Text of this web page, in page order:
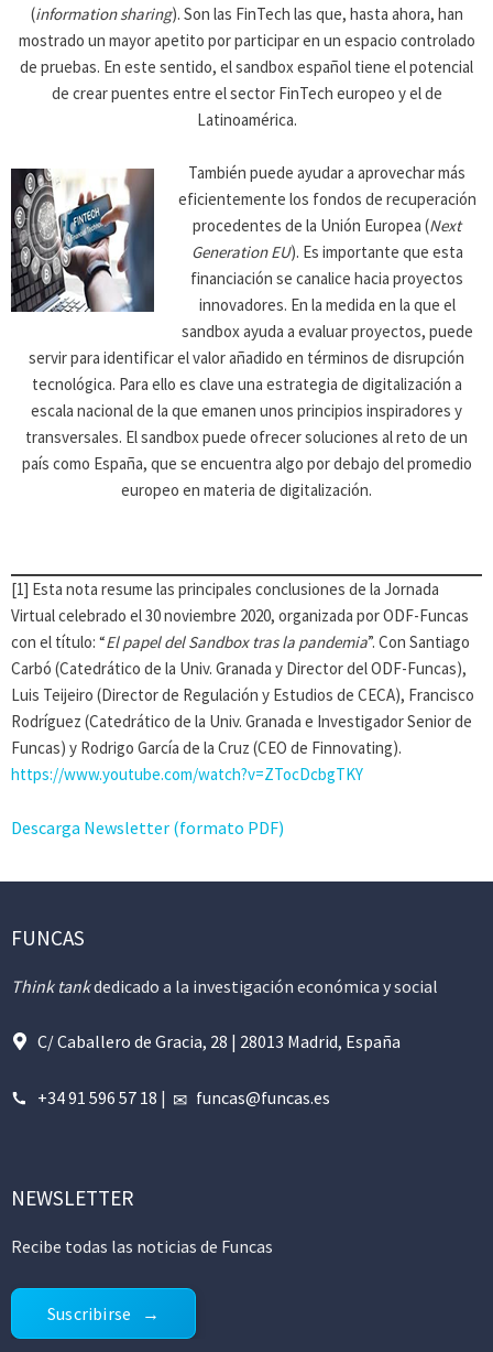
(information sharing). Son las FinTech las que, hasta ahora, han
mostrado un mayor apetito por participar en un espacio controlado
de pruebas. En este sentido, el sandbox español tiene el potencial
de crear puentes entre el sector FinTech europeo y el de
Latinoamérica.
También puede ayudar a aprovechar más
eficientemente los fondos de recuperación
procedentes de la Unión Europea (Next
Generation EU). Es importante que esta
financiación se canalice hacia proyectos
innovadores. En la medida en la que el
sandbox ayuda a evaluar proyectos, puede
servir para identificar el valor añadido en términos de disrupción
tecnológica. Para ello es clave una estrategia de digitalización a
escala nacional de la que emanen unos principios inspiradores y
transversales. El sandbox puede ofrecer soluciones al reto de un
país como España, que se encuentra algo por debajo del promedio
europeo en materia de digitalización.
[1] Esta nota resume las principales conclusiones de la Jornada
Virtual celebrado el 30 noviembre 2020, organizada por ODF-Funcas
con el título: “El papel del Sandbox tras la pandemia”. Con Santiago
Carbó (Catedrático de la Univ. Granada y Director del ODF-Funcas),
Luis Teijeiro (Director de Regulación y Estudios de CECA), Francisco
Rodríguez (Catedrático de la Univ. Granada e Investigador Senior de
Funcas) y Rodrigo García de la Cruz (CEO de Finnovating).
https://www.youtube.com/watch?v=ZTocDcbgTKY
Descarga Newsletter (formato PDF)
FUNCAS
Think tankdedicado a la investigación económica y social
C/ Caballero de Gracia, 28 | 28013 Madrid, España
+34 91 596 57 18 | funcas@funcas.es
NEWSLETTER
Recibe todas las noticias de Funcas
Suscribirse